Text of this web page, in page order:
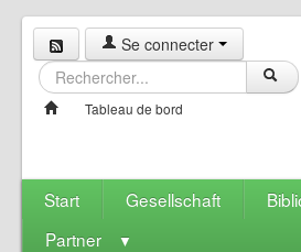
Se connecter
Tableau de bord
Start Gesellschaft
Partner
▼